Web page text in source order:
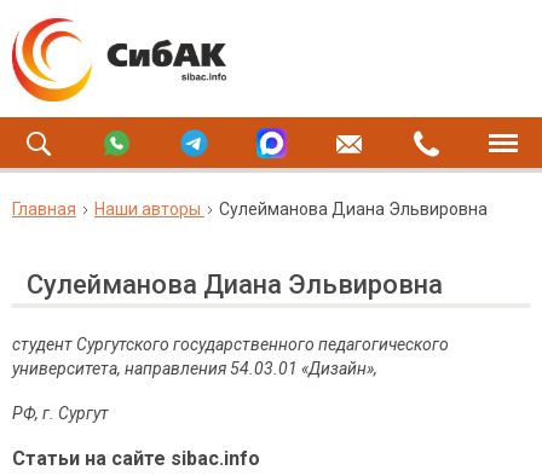
Главная Наши авторы Сулейманова Диана Эльвировна
Сулейманова Диана Эльвировна
студент Сургутского государственного педагогического
университета, направления 54.03.01 «Дизайн»,
РФ, г Сургут
Статьи на сайте sibac.info